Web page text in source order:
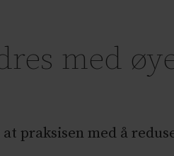
med
praksisen med å